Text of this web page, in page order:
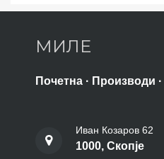
МИЛЕ
Почетна · Производи ·
Иван Козаров 62
1000, Скопје